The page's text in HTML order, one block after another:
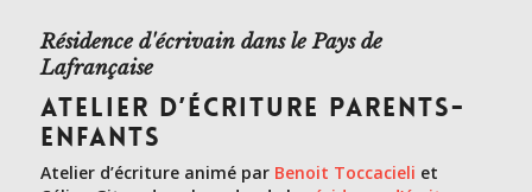
Résidence d'écrivain dans le Pays de
Lafrançaise
ATELIER D’ÉCRITURE PARENTS-
ENFANTS
Atelier d’écriture animé par Benoit Toccacieli et